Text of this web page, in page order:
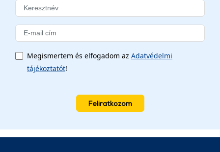
Megismertem és elfogadom az Adatvédelmi
tájékoztatót!
Feliratkozom